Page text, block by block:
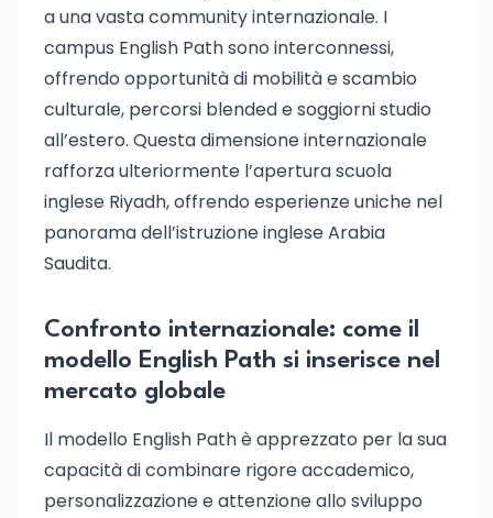
a una vasta community internazionale. I
campus English Path sono interconnessi,
offrendo opportunità di mobilità e scambio
culturale, percorsi blended e soggiorni studio
all’estero. Questa dimensione internazionale
rafforza ulteriormente l’apertura scuola
inglese Riyadh, offrendo esperienze uniche nel
panorama dell’istruzione inglese Arabia
Saudita.
Confronto internazionale: come il
modello English Path si inserisce nel
mercato globale
Il modello English Path è apprezzato per la sua
capacità di combinare rigore accademico,
personalizzazione e attenzione allo sviluppo